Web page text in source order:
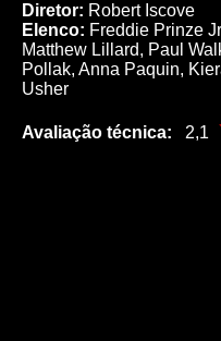
Diretor: Robert Iscove
Elenco: Freddie Prinze
Matthew Lillard, Paul
Pollak, Anna Paquin,
Usher
Avaliação técnica: 2,1